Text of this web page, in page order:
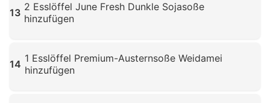
13 2 Esslöffel June Fresh Dunkle Sojasoße
hinzufügen
14 1 Esslöffel Premium-Austernsoße Weidamei
hinzufügen